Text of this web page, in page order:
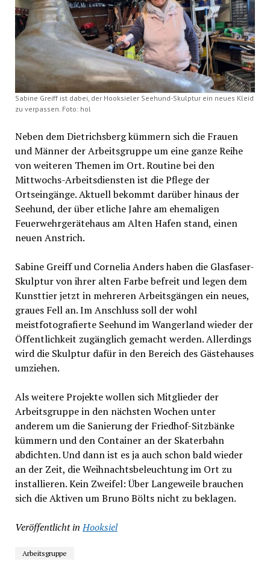
Sabine Greiff ist dabei, der Hooksieler Seehund-Skulptur ein neues Kleid
zu verpassen. Foto: hol
Neben dem Dietrichsberg kümmern sich die Frauen
und Männer der Arbeitsgruppe um eine ganze Reihe
von weiteren Themen im Ort. Routine bei den
Mittwochs-Arbeitsdiensten ist die Pflege der
Ortseingänge. Aktuell bekommt darüber hinaus der
Seehund, der über etliche Jahre am ehemaligen
Feuerwehrgerätehaus am Alten Hafen stand, einen
neuen Anstrich.
Sabine Greiff und Cornelia Anders haben die Glasfaser-
Skulptur von ihrer alten Farbe befreit und legen dem
Kunsttier jetzt in mehreren Arbeitsgängen ein neues,
graues Fell an. Im Anschluss soll der wohl
meistfotografierte Seehund im Wangerland wieder der
Öffentlichkeit zugänglich gemacht werden. Allerdings
wird die Skulptur dafür in den Bereich des Gästehauses
umziehen.
Als weitere Projekte wollen sich Mitglieder der
Arbeitsgruppe in den nächsten Wochen unter
anderem um die Sanierung der Friedhof-Sitzbänke
kümmern und den Container an der Skaterbahn
abdichten. Und dann ist es ja auch schon bald wieder
an der Zeit, die Weihnachtsbeleuchtung im Ort zu
installieren. Kein Zweifel: Über Langeweile brauchen
sich die Aktiven um Bruno Bölts nicht zu beklagen.
Veröffentlicht in Hooksiel
Arbeitsgruppe